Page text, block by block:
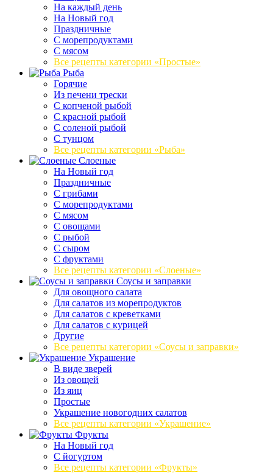
На каждый день
На Новый год
Праздничные
С морепродуктами
С мясом
Все рецепты категории «Простые»
Рыба
Горячие
Из печени трески
С копченой рыбой
С красной рыбой
С соленой рыбой
С тунцом
Все рецепты категории «Рыба»
Слоеные
На Новый год
Праздничные
С грибами
С морепродуктами
С мясом
С овощами
С рыбой
С сыром
С фруктами
Все рецепты категории «Слоеные»
Соусы и заправки
Для овощного салата
Для салатов из морепродуктов
Для салатов с креветками
Для салатов с курицей
Другие
Все рецепты категории «Соусы и заправки»
Украшение
В виде зверей
Из овощей
Из яиц
Простые
Украшение новогодних салатов
Все рецепты категории «Украшение»
Фрукты
На Новый год
С йогуртом
Все рецепты категории «Фрукты»